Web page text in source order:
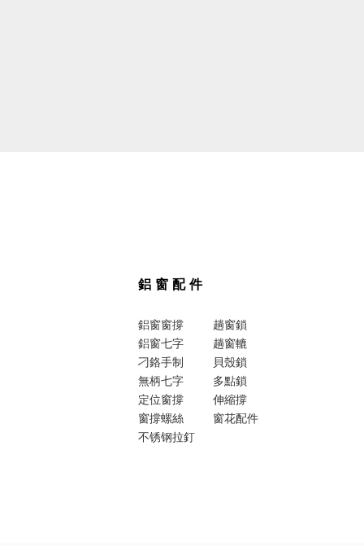
鋁窗配件
鋁窗窗撐
鋁窗七字
刁鉻手制
無柄七字
定位窗撐
窗撐螺絲
不锈钢拉釘
趟窗鎖
趟窗轆
貝殼鎖
多點鎖
伸縮撐
窗花配件